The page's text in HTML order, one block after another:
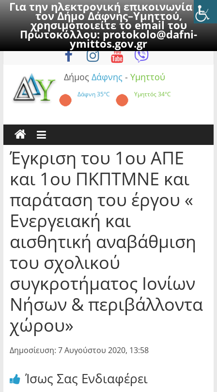
Για την ηλεκτρονική επικοινωνία με
τον Δήμο Δάφνης–Υμηττού,
χρησιμοποιείτε το email του
Πρωτοκόλλου:protokolo@dafni-
ymittos.gov.gr
to
Παρασκευή, 7 Αυγούστου 2026
Δήμος Δάφνης - Υμηττού
Δάφνη35°C Υμηττός34°C
Έγκριση του 1ου ΑΠΕ
και 1ου ΠΚΠΤΜΝΕ και
παράταση του έργου «
Ενεργειακή και
αισθητική αναβάθμιση
του σχολικού
συγκροτήματος Ιονίων
Νήσων & περιβάλλοντα
χώρου»
Δημοσίευση: 7 Αυγούστου 2020, 13:58
Ίσως Σας Ενδιαφέρει